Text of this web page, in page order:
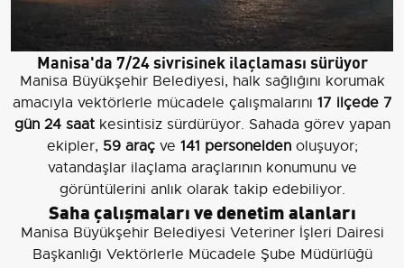
Manisa'da 7/24 sivrisinek ilaçlaması sürüyor
Manisa Büyükşehir Belediyesi, halk sağlığını korumak
amacıyla vektörlerle mücadele çalışmalarını 17 ilçede 7
gün 24 saatkesintisiz sürdürüyor. Sahada görev yapan
ekipler, 59 araçve 141 personeldenoluşuyor;
vatandaşlar ilaçlama araçlarının konumunu ve
görüntülerini anlık olarak takip edebiliyor.
Saha çalışmaları ve denetim alanları
Manisa Büyükşehir Belediyesi Veteriner İşleri Dairesi
Başkanlığı Vektörlerle Mücadele Şube Müdürlüğü